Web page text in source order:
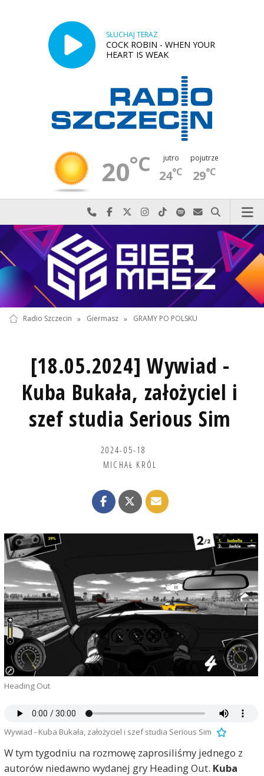
SŁUCHAJ TERAZ
COCK ROBIN - WHEN YOUR
HEART IS WEAK
20°C jutro
24°C
pojutrze
29°C
Najlepiej po prostu do nas zadzwoń
Odwiedź nas na Facebook-u
Odwiedź nas na X
Odwiedź nas na Instagram-ie
Odwiedź nas na TikTok-u
Szukaj nas na Spotify
Wyślij do nas
Szukaj
Radio Szczecin » Giermasz » GRAMY PO POLSKU
[18.05.2024] Wywiad -
Kuba Bukała, założyciel i
szef studia Serious Sim
2024-05-18
MICHAŁ KRÓL
Heading Out
Wywiad - Kuba Bukała, założyciel i szef studia Serious Sim
W tym tygodniu na rozmowę zaprosiliśmy jednego z
autorów niedawno wydanej gry Heading Out. Kuba